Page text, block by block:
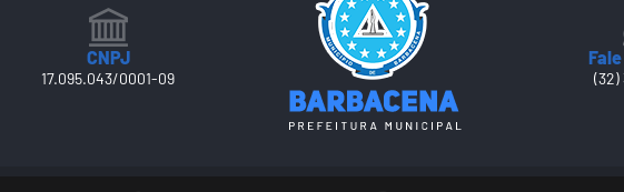
CNPJ
17.095.043/0001-09 (32)